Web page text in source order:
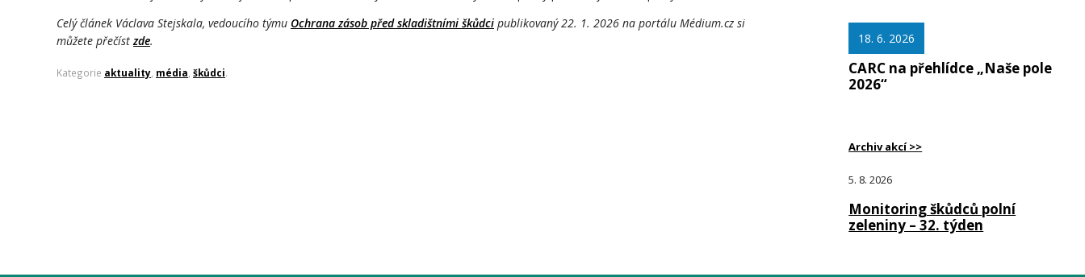
Celý článek Václava Stejskala, vedoucího týmu Ochrana zásob před skladištními škůdci publikovaný 22. 1. 2026 na portálu Médium.cz si
můžete přečístzde.
Kategorie aktuality média škůdci.
18. 6. 2026
CARC na přehlídce „Naše pole
2026“
Archiv akcí >>
5. 8. 2026
Monitoring škůdců polní
zeleniny – 32. týden